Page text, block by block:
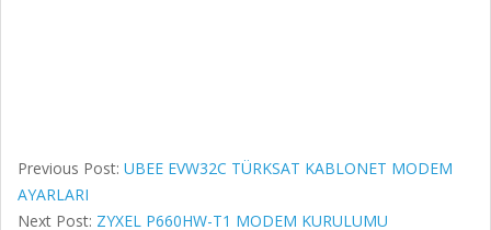
Previous Post: UBEE EVW32C TÜRKSAT KABLONET MODEM
AYARLARI
Next Post: ZYXEL P660HW-T1 MODEM KURULUMU